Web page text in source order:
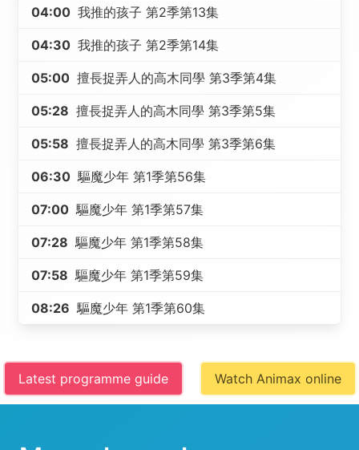
04:00 我推的孩子 第2季第13集
04:30 我推的孩子 第2季第14集
05:00 擅長捉弄人的高木同學 第3季第4集
05:28 擅長捉弄人的高木同學 第3季第5集
05:58 擅長捉弄人的高木同學 第3季第6集
06:30 驅魔少年 第1季第56集
07:00 驅魔少年 第1季第57集
07:28 驅魔少年 第1季第58集
07:58 驅魔少年 第1季第59集
08:26 驅魔少年 第1季第60集
Latest programme guide Watch Animax online